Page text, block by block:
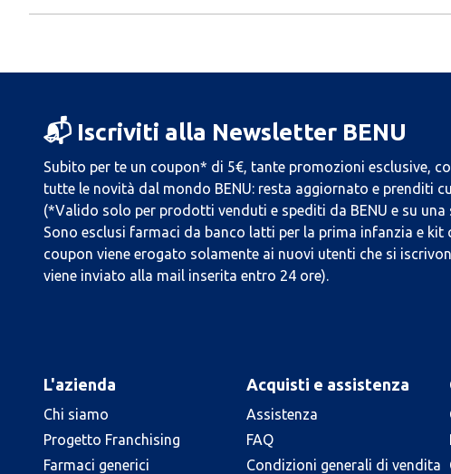
📬 Iscriviti alla Newsletter BENU
Subito per te un coupon* di 5€, tante promozioni esclusive,
tutte le novità dal mondo BENU: resta aggiornato e prenditi
(*Valido solo per prodotti venduti e spediti da BENU e su una
Sono esclusi farmaci da banco latti per la prima infanzia e kit
coupon viene erogato solamente ai nuovi utenti che si
viene inviato alla mail inserita entro 24 ore).
L'azienda
Chi siamo
Progetto Franchising
Farmaci generici
Acquisti e assistenza
Assistenza
FAQ
Condizioni generali di vendita